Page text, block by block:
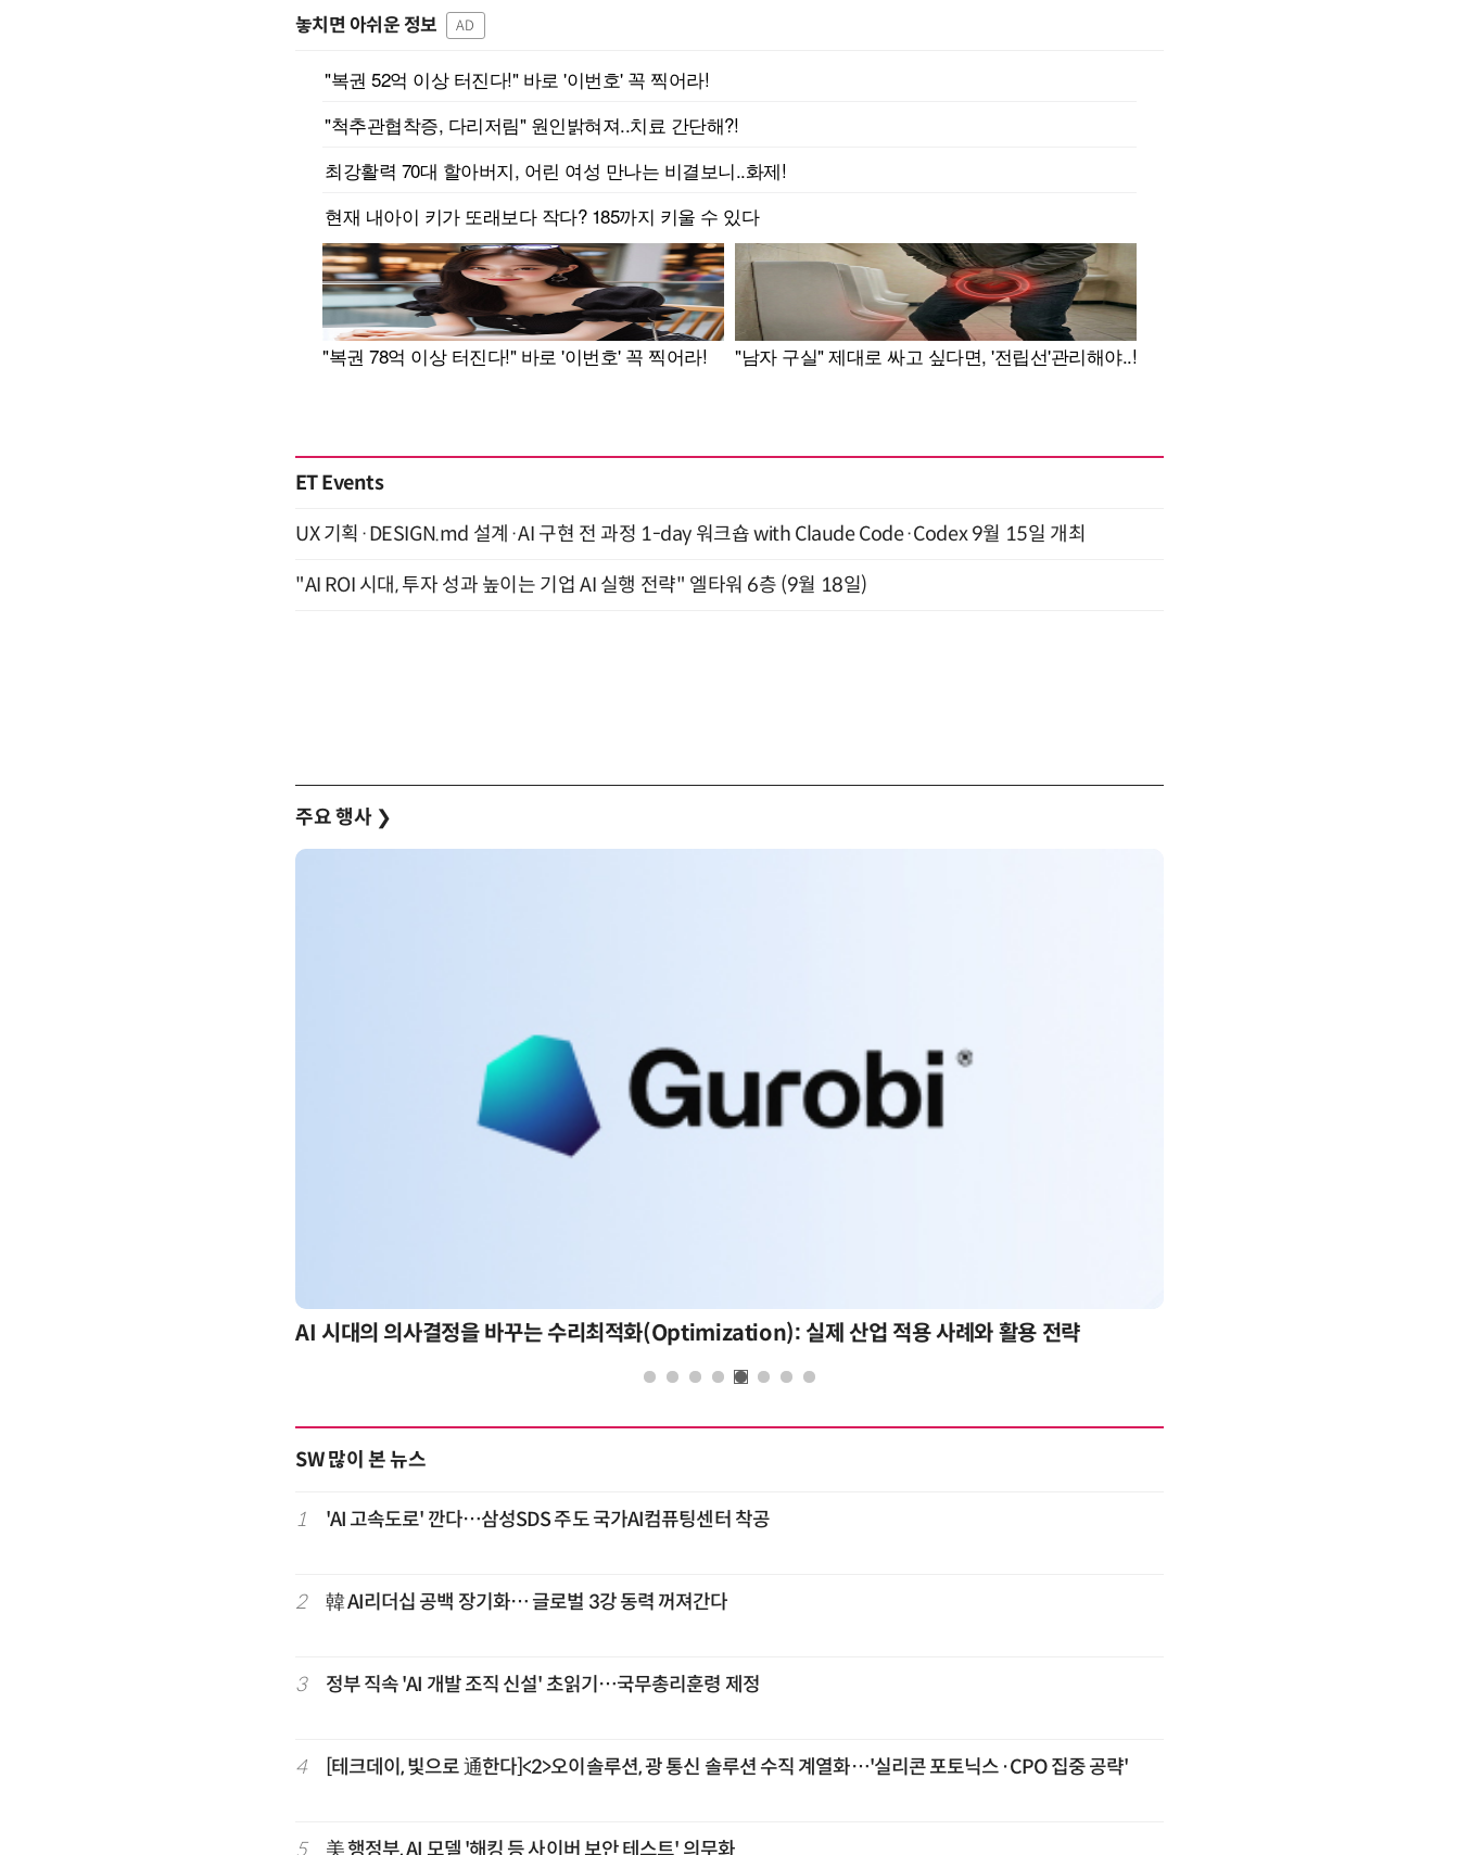
놓치면 아쉬운 정보 AD
ET Events
UX 기획·DESIGN.md 설계·AI 구현 전 과정 1-day 워크숍 with Claude Code·Codex 9월 15일 개최
"AI ROI 시대, 투자 성과 높이는 기업 AI 실행 전략" 엘타워 6층 (9월 18일)
주요 행사 ❯
AI 시대의 의사결정을 바꾸는 수리최적화(Optimization): 실제 산업 적용 사례와 활용 전략
SW 많이 본 뉴스
1 'AI 고속도로' 깐다…삼성SDS 주도 국가AI컴퓨팅센터 착공
2 韓 AI리더십 공백 장기화… 글로벌 3강 동력 꺼져간다
3 정부 직속 'AI 개발 조직 신설' 초읽기…국무총리훈령 제정
4 [테크데이, 빛으로 通한다]<2>오이솔루션, 광 통신 솔루션 수직 계열화…'실리콘 포토닉스·CPO 집중 공략'
5 美 행정부, AI 모델 '해킹 등 사이버 보안 테스트' 의무화